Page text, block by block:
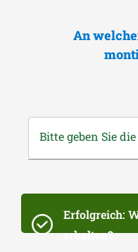
An
Bitte geben Sie
Erfolgreich:
erhalten?